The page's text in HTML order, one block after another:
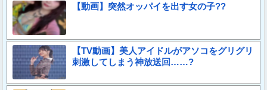
【動画】突然オッパイを出す女の子??
【TV動画】美人アイドルがアソコをグリグリ
刺激してしまう神放送回……?